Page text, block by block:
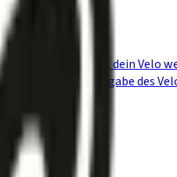
Velo? Wie viel ist dein Velo
Wie läuft die Übergabe des